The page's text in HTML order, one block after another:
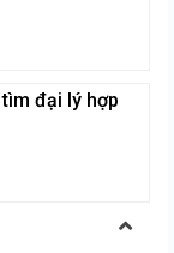
đại lý hợp